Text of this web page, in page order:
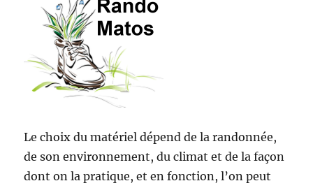
Le choix du matériel dépend de la randonnée,
de son environnement, du climat et de la façon
dont on la pratique, et en fonction, l’on peut